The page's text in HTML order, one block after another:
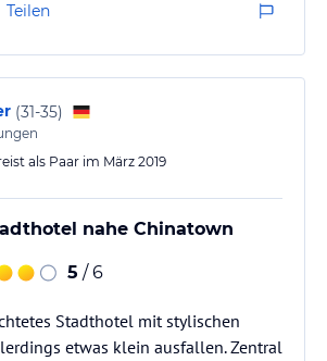
Teilen
(31-35)
als Paar im März 2019
nahe Chinatown
5 / 6
Stadthotel mit stylischen
etwas klein ausfallen. Zentral